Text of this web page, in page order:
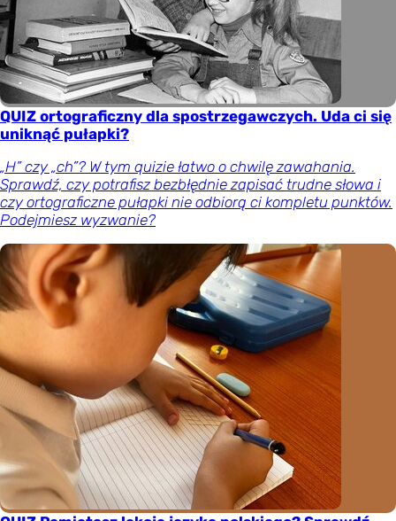
QUIZ ortograficzny dla spostrzegawczych. Uda ci się
uniknąć pułapki?
„H” czy „ch”? W tym quizie łatwo o chwilę zawahania.
Sprawdź, czy potrafisz bezbłędnie zapisać trudne słowa i
czy ortograficzne pułapki nie odbiorą ci kompletu punktów.
Podejmiesz wyzwanie?